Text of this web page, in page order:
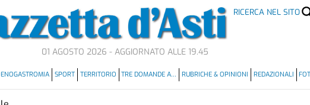
RICERCA NEL SITO
01 AGOSTO 2026 - AGGIORNATO ALLE 19.45
ENOGASTROMIA SPORT TERRITORIO TRE DOMANDE A… RUBRICHE & OPINIONI REDAZIONALI